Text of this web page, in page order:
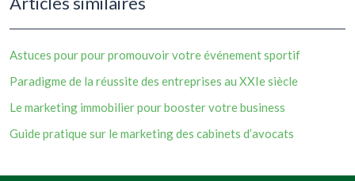
Astuces pour pour promouvoir votre événement sportif
Paradigme de la réussite des entreprises au XXIe siècle
Le marketing immobilier pour booster votre business
Guide pratique sur le marketing des cabinets d’avocats